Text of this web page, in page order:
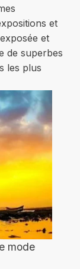
et
et
de superbes
les plus
mode